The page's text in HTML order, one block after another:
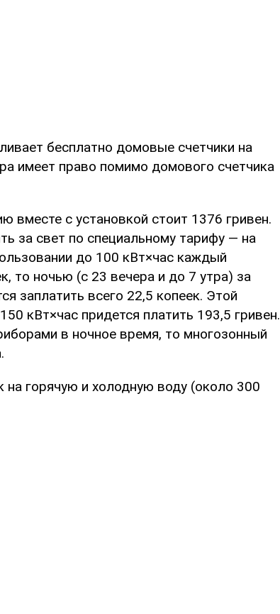
бесплатно домовые счетчики на
имеет право помимо домового счетчика
вместе с установкой стоит 1376 гривен.
за свет по специальному тарифу — на
до 100 кВт×час каждый
то ночью (с 23 вечера и до 7 утра) за
заплатить всего 22,5 копеек. Этой
кВт×час придется платить 193,5 гривен.
в ночное время, то многозонный
на горячую и холодную воду (около 300